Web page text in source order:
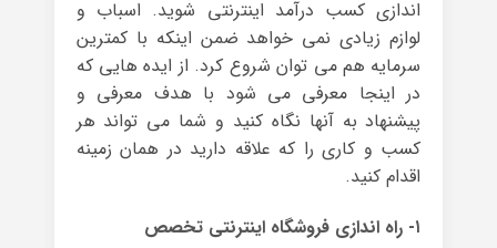
اندازی کسب درآمد اینترنتی شوید. اسباب و
لوازم زیادی نمی خواهد ضمن اینکه با کمترین
سرمایه هم می توان شروع کرد. از ایده هایی که
در اینجا معرفی می شود با هدف معرفی و
پیشنهاد به آنها نگاه کنید و شما می تواند هر
کسب و کاری را که علاقه دارید در همان زمینه
اقدام کنید.
۱- راه اندازی فروشگاه اینترنتی تخصص